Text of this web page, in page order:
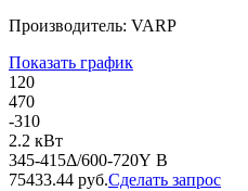
Производитель: VARP
Показать график
120
470
-310
2.2 кВт
345-415Δ/600-720Y В
75433.44 руб.Сделать запрос